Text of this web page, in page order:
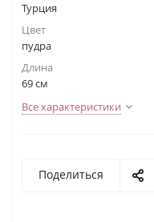
Турция
Цвет
пудра
Длина
69 см
Все характеристики
Поделиться